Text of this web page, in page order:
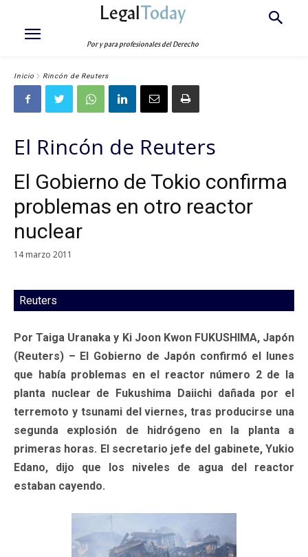
LegalToday
Por y para profesionales del Derecho
Inicio Rincón de Reuters
El Rincón de Reuters
El Gobierno de Tokio confirma
problemas en otro reactor
nuclear
14 marzo 2011
Reuters
Por Taiga Uranaka y Ki Joon Kwon FUKUSHIMA, Japón
(Reuters) – El Gobierno de Japón confirmó el lunes
que había problemas en el reactor número 2 de la
planta nuclear de Fukushima Daiichi dañada por el
terremoto y tsunami del viernes, tras producirse una
segunda explosión de hidrógeno en la planta a
primeras horas. El secretario jefe del gabinete, Yukio
Edano, dijo que los niveles de agua del reactor
estaban cayendo.